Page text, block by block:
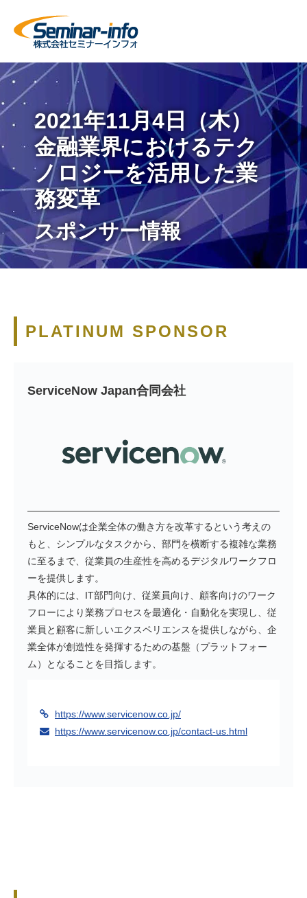
2021年11月4日（木）
金融業界におけるテク
ノロジーを活用した業
務変革
スポンサー情報
PLATINUM SPONSOR
ServiceNow Japan合同会社
ServiceNowは企業全体の働き方を改革するという考えの
もと、シンプルなタスクから、部門を横断する複雑な業務
に至るまで、従業員の生産性を高めるデジタルワークフロ
ーを提供します。
具体的には、IT部門向け、従業員向け、顧客向けのワーク
フローにより業務プロセスを最適化・自動化を実現し、従
業員と顧客に新しいエクスペリエンスを提供しながら、企
業全体が創造性を発揮するための基盤（プラットフォー
ム）となることを目指します。
https://www.servicenow.co.jp/
https://www.servicenow.co.jp/contact-us.html